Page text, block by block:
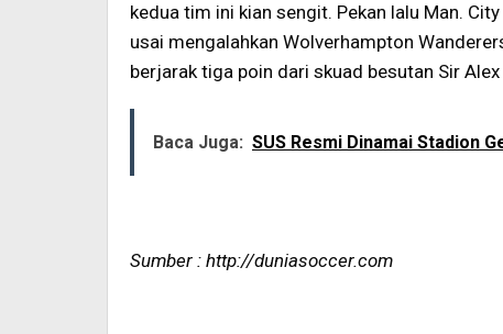
kedua tim ini kian sengit. Pekan lalu Man.
usai mengalahkan Wolverhampton
berjarak tiga poin dari skuad besutan Sir
Baca Juga: SUS Resmi Dinamai Stadion
Sumber : http://duniasoccer.com